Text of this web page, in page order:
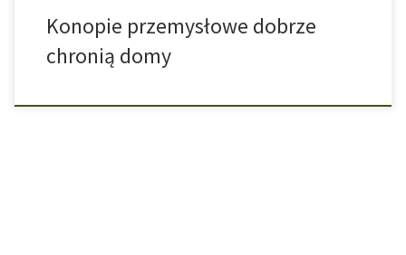
Konopie przemysłowe dobrze
chronią domy